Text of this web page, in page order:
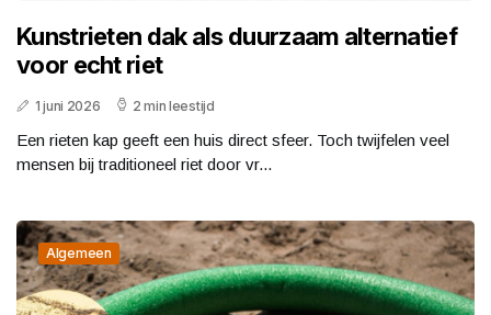
Kunstrieten dak als duurzaam alternatief
voor echt riet
1 juni 2026 2 min leestijd
Een rieten kap geeft een huis direct sfeer. Toch twijfelen veel
mensen bij traditioneel riet door vr...
Algemeen